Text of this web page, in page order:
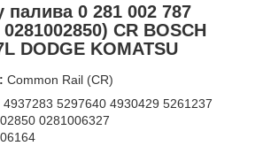
палива 0 281 002 787
СR BOSCH
DODGE KOMATSU
Common Rail (СR)
4937283 5297640 4930429 5261237
0281006327